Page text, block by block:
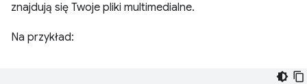
znajdują się Twoje pliki multimedialne.
Na przykład: